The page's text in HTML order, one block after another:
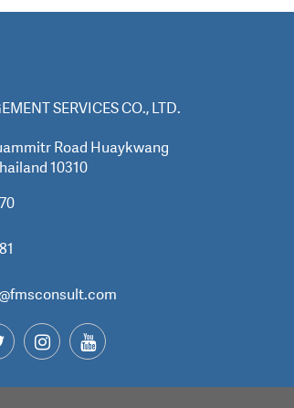
SERVICES CO., LTD.
Road Huaykwang
10310